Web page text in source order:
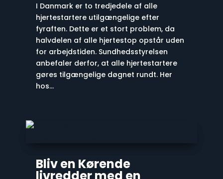
I Danmark er to tredjedele af alle
hjertestartere utilgængelige efter
fyraften. Dette er et stort problem, da
halvdelen af alle hjertestop opstår uden
for arbejdstiden. Sundhedsstyrelsen
anbefaler derfor, at alle hjertestartere
gøres tilgængelige døgnet rundt. Her
hos...
Bliv en Kørende